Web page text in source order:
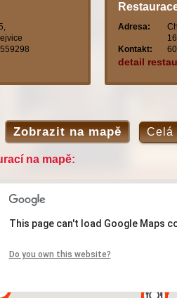
Adresa:
Kontakt:
detail
Zobrazit na mapě Celá
na mapě:
This page can't load Google Maps
Do you own this website?